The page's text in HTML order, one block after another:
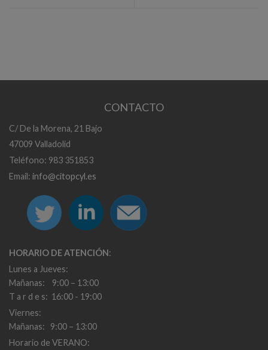
CONTACTO
C/ De la Morena, 21 Bajo
47009 Valladolid
Teléfono: 983 351853
Email: info@citopcyl.es
HORARIO DE ATENCIÓN :
Lunes a Jueves:
Mañanas: 9:00 – 13:00
T a r d e s: 16:00 - 19:00
Viernes:
Mañanas: 9:00 – 13:00
Horario de VERANO: